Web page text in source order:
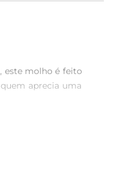
este molho é feito
aprecia uma